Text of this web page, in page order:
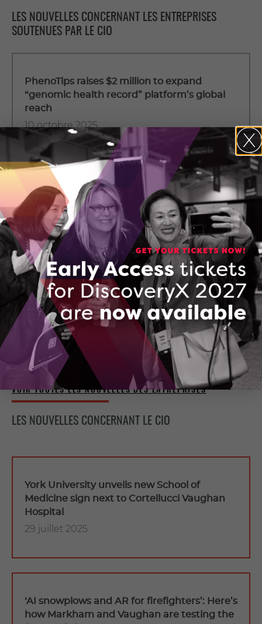
LES NOUVELLES CONCERNANT LES ENTREPRISES
SOUTENUES PAR LE CIO
PhenoTips raises $2 million to expand
“genomic health record” platform’s global
reach
10 octobre 2025
Crewscope Raises Over $1M to Boost
Productivity for Construction and Industrial
Field Crews
14 août 2025
Growcer snaps up assets of bankrupt US
rival Freight Farms
28 juillet 2025
VOIR TOUTES LES NOUVELLES DES ENTREPRISES
LES NOUVELLES CONCERNANT LE CIO
York University unveils new School of
Medicine sign next to Cortellucci Vaughan
Hospital
29 juillet 2025
‘AI snowplows and AR for firefighters’: Here’s
how Markham and Vaughan are testing the